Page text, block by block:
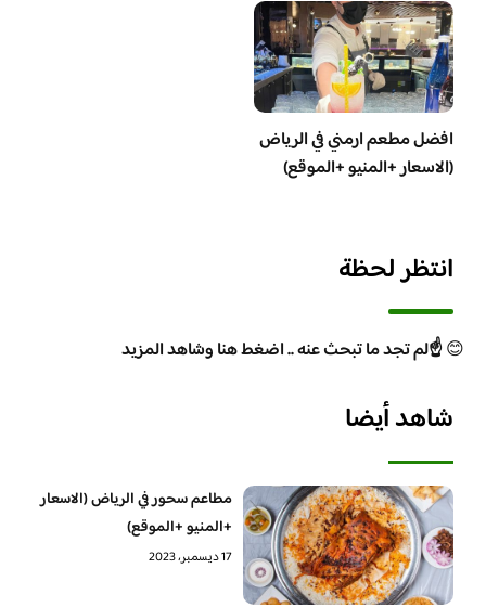
افضل مطعم ارمني في الرياض
(الاسعار +المنيو +الموقع)
انتظر لحظة
😊☝️لم تجد ما تبحث عنه .. اضغط هنا وشاهد المزيد
شاهد أيضا
مطاعم سحور في الرياض (الاسعار
+المنيو +الموقع)
17 ديسمبر، 2023